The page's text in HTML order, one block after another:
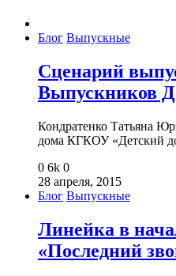
Блог Выпускные
Сценарий
Выпускников
Кондратенко Татьяна
дома КГКОУ «Детский
0 6k 0
28 апреля, 2015
Блог Выпускные
Линейка в
«Последний